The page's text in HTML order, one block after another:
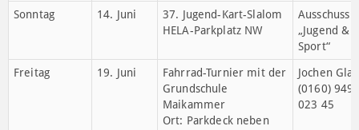
1962 | Automobile bis
Bj. 1972
Freitag: „Pfalztour“ |
Samstag: 25. Int.
Weinrallye
007
ORGA-Team
Fahrrad-Tour (ca. 25
km) mit Umtrunk &
ACM-